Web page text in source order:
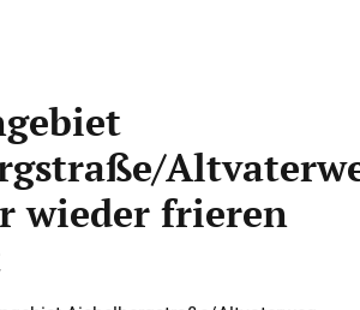
wieder frieren